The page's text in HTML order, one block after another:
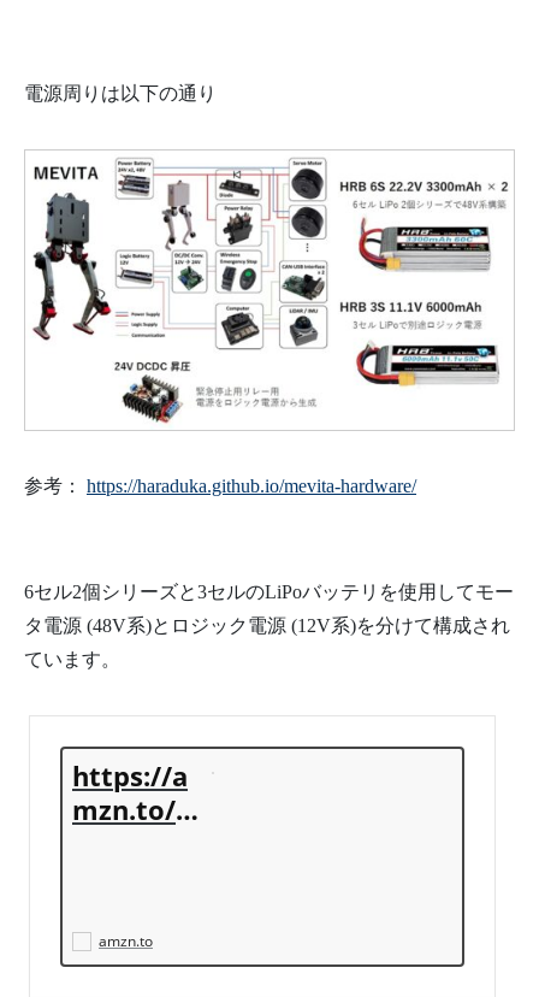
電源周りは以下の通り
参考： https://haraduka.github.io/mevita-hardware/
6セル2個シリーズと3セルのLiPoバッテリを使用してモー
タ電源 (48V系)とロジック電源 (12V系)を分けて構成され
ています。
https://a
mzn.to/4
amzn.to